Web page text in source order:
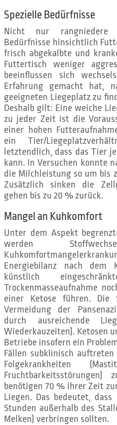
Spezielle Bedürfnisse
Nicht nur rangniedere
Bedürfnisse hinsichtlich
frisch abgekalbte und
Futtertisch weniger
beeinflussen sich
Erfahrung gemacht hat,
geeigneten Liegeplatz zu
Deshalb gilt: Eine weiche
zu jeder Zeit ist die
einer hohen
ein Tier/
letztendlich, dass das Tier
kann. In Versuchen konnte
die Milchleistung so um bis
Zusätzlich sinken die
gehen bis zu 20 % zurück.
Mangel an Kuhkomfort
Unter dem Aspekt
werden
Energiebilanz nach
künstlich
Trockenmasseaufnahme
einer Ketose führen.
Vermeidung der
durch ausreichende
Wiederkauzeiten). Ketosen
Betriebe insofern ein
Fällen subklinisch
Folgekrankheiten
benötigen 70 % ihrer Zeit
Liegen. Das bedeutet,
Stunden außerhalb des
Melken) verbringen sollten.